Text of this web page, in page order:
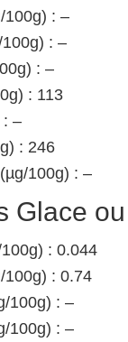
100g) : –
: –
: –
: 113
: –
: 246
100g) : –
Glace
: 0.044
100g) : 0.74
100g) : –
100g) : –